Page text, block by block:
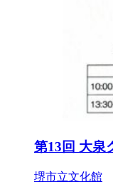
第13回 大泉
堺市立文化館